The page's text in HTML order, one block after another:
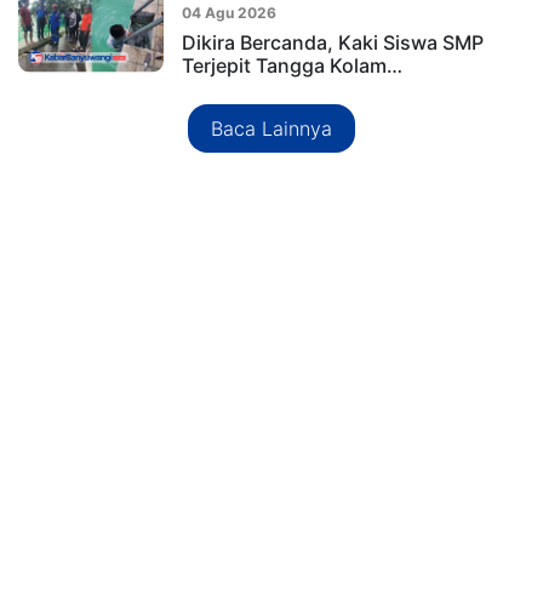
04 Agu 2026
Dikira Bercanda, Kaki Siswa SMP
Terjepit Tangga Kolam…
Baca Lainnya